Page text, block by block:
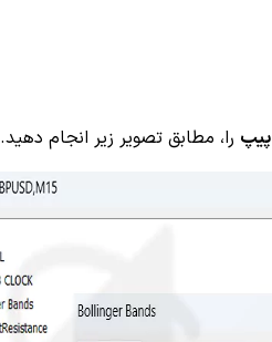
را، مطابق تصویر زیر انجام دهید.